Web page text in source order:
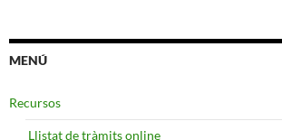
MENÚ
Recursos
​ Llistat de tràmits online